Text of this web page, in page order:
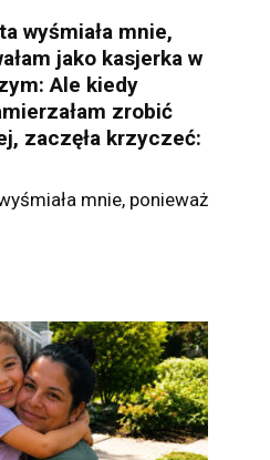
wyśmiała mnie,
jako kasjerka w
Ale kiedy
zrobić
zaczęła krzyczeć:
mnie, ponieważ